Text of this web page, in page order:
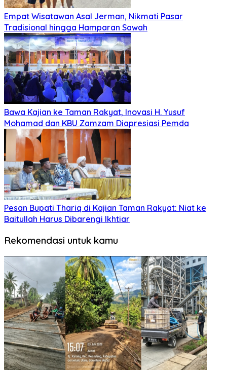
Empat Wisatawan Asal Jerman, Nikmati Pasar
Tradisional hingga Hamparan Sawah
Bawa Kajian ke Taman Rakyat, Inovasi H. Yusuf
Mohamad dan KBU Zamzam Diapresiasi Pemda
Pesan Bupati Thariq di Kajian Taman Rakyat: Niat ke
Baitullah Harus Dibarengi Ikhtiar
Rekomendasi untuk kamu